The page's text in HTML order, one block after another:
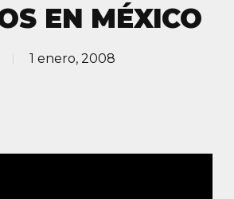
EN MÉXICO
1 enero, 2008